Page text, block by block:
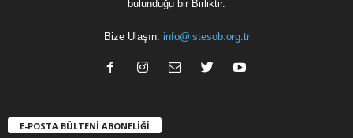
bulunduğu bir Birliktir.
Bize Ulaşın: info@istesob.org.tr
E-POSTA BÜLTENİ ABONELİĞİ